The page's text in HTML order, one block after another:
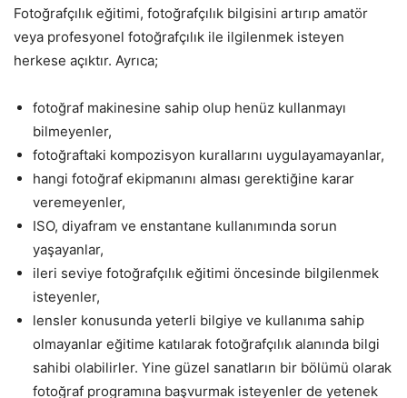
Fotoğrafçılık eğitimi, fotoğrafçılık bilgisini artırıp amatör
veya profesyonel fotoğrafçılık ile ilgilenmek isteyen
herkese açıktır. Ayrıca;
fotoğraf makinesine sahip olup henüz kullanmayı
bilmeyenler,
fotoğraftaki kompozisyon kurallarını uygulayamayanlar,
hangi fotoğraf ekipmanını alması gerektiğine karar
veremeyenler,
ISO, diyafram ve enstantane kullanımında sorun
yaşayanlar,
ileri seviye fotoğrafçılık eğitimi öncesinde bilgilenmek
isteyenler,
lensler konusunda yeterli bilgiye ve kullanıma sahip
olmayanlar eğitime katılarak fotoğrafçılık alanında bilgi
sahibi olabilirler. Yine güzel sanatların bir bölümü olarak
fotoğraf programına başvurmak isteyenler de yetenek